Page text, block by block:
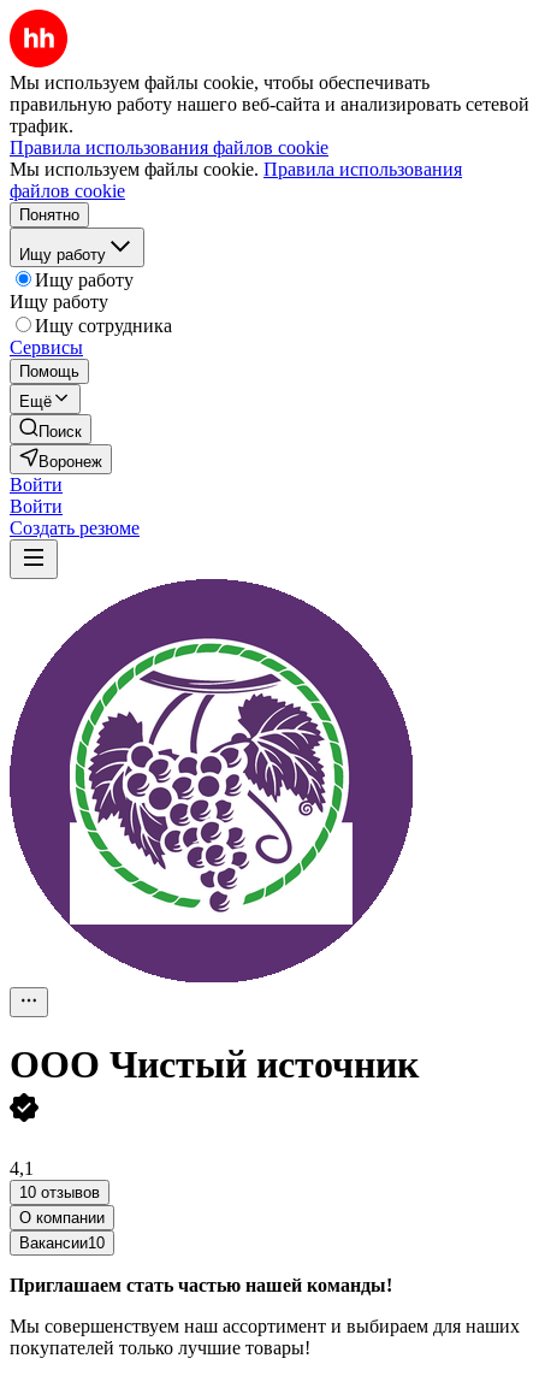
Мы используем файлы cookie, чтобы обеспечивать
правильную работу нашего веб-сайта и анализировать сетевой
трафик.
Правила использования файлов cookie
Мы используем файлы cookie. Правила использования
файлов cookie
Понятно
Ищу работу
Ищу работу
Ищу работу
Ищу сотрудника
Сервисы
Помощь
Ещё
Поиск
Воронеж
Войти
Войти
Создать резюме
ООО Чистый источник
4,1
10 отзывов
О компании
Вакансии10
Приглашаем стать частью нашей команды!
Мы совершенствуем наш ассортимент и выбираем для наших
покупателей только лучшие товары!